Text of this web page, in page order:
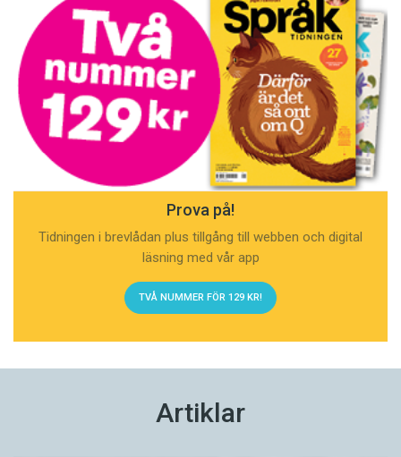
Prova på!
Tidningen i brevlådan plus tillgång till webben och digital
läsning med vår app
TVÅ NUMMER FÖR 129 KR!
Artiklar